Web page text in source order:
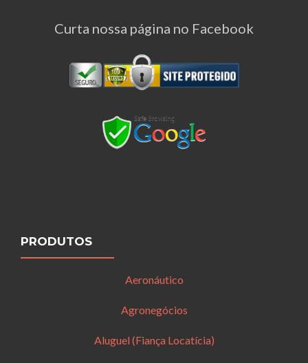
Curta nossa página no Facebook
PRODUTOS
Aeronáutico
Agronegócios
Aluguel (Fiança Locatícia)